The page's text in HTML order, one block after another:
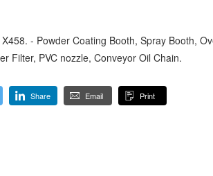
- Powder Coating Booth, Spray Booth,
Filter, PVC nozzle, Conveyor Oil Chain.
Share Email Print